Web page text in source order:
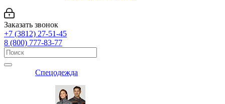
Заказать звонок
+7 (3812) 27-51-45
8 (800) 777-83-77
Спецодежда